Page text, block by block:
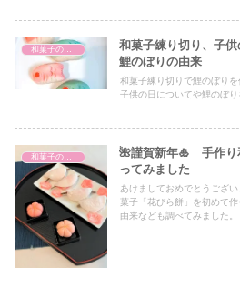
和菓子練り切り、子
鯉のぼりの由来
和菓子練り切りで鯉のぼり
子供の日についてや鯉のぼり
🌺謹賀新年🎍 手作り
ってみました
あけましておめでとうござ
菓子「花びら餅」を初めて
由来なども調べてみました。